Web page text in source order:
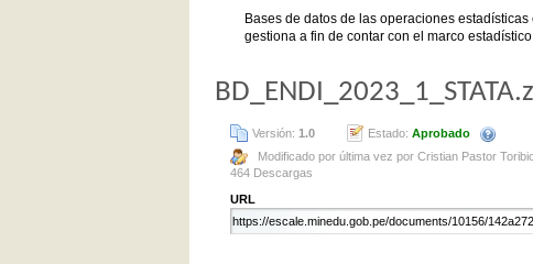
Bases de datos de las operaciones
gestiona a fin de contar con el marco
Versión: 1.0 Estado: Aprobado
Modificado por última vez por Cristian Pastor
464 Descargas
URL